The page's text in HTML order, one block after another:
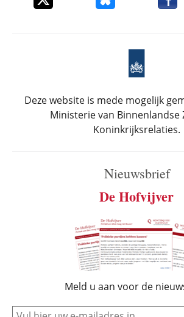
Deze website is mede mogelijk
Ministerie van Binnenlandse
Koninkrijksrelaties.
Nieuwsbrief
De Hofvijver
Meld u aan voor de
e-mail